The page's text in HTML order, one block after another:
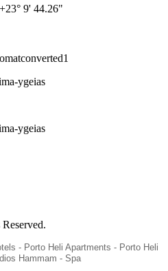
9' 44.26"
- Porto Heli Apartments - Porto Heli
Hammam - Spa